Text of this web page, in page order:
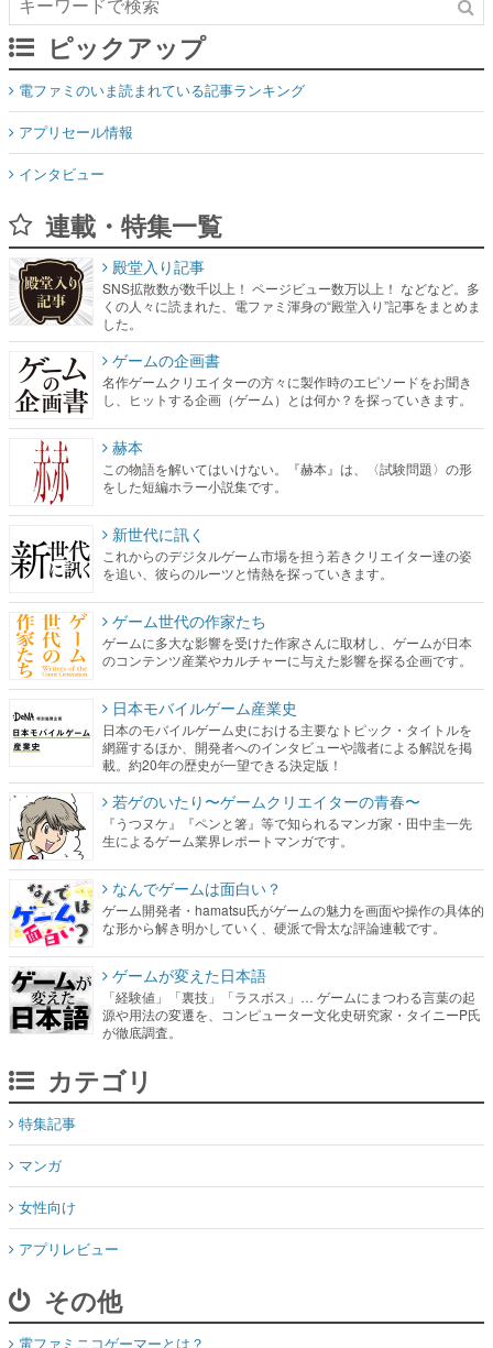
ピックアップ
電ファミのいま読まれている記事ランキング
アプリセール情報
インタビュー
連載・特集一覧
殿堂入り記事
SNS拡散数が数千以上！ ページビュー数万以上！ などなど。多
くの人々に読まれた、電ファミ渾身の“殿堂入り”記事をまとめま
した。
ゲームの企画書
名作ゲームクリエイターの方々に製作時のエピソードをお聞き
し、ヒットする企画（ゲーム）とは何か？を探っていきます。
赫本
この物語を解いてはいけない。『赫本』は、〈試験問題〉の形
をした短編ホラー小説集です。
新世代に訊く
これからのデジタルゲーム市場を担う若きクリエイター達の姿
を追い、彼らのルーツと情熱を探っていきます。
ゲーム世代の作家たち
ゲームに多大な影響を受けた作家さんに取材し、ゲームが日本
のコンテンツ産業やカルチャーに与えた影響を探る企画です。
日本モバイルゲーム産業史
日本のモバイルゲーム史における主要なトピック・タイトルを
網羅するほか、開発者へのインタビューや識者による解説を掲
載。約20年の歴史が一望できる決定版！
若ゲのいたり〜ゲームクリエイターの青春〜
『うつヌケ』『ペンと箸』等で知られるマンガ家・田中圭一先
生によるゲーム業界レポートマンガです。
なんでゲームは面白い？
ゲーム開発者・hamatsu氏がゲームの魅力を画面や操作の具体的
な形から解き明かしていく、硬派で骨太な評論連載です。
ゲームが変えた日本語
「経験値」「裏技」「ラスボス」… ゲームにまつわる言葉の起
源や用法の変遷を、コンピューター文化史研究家・タイニーP氏
が徹底調査。
カテゴリ
特集記事
マンガ
女性向け
アプリレビュー
その他
電ファミニコゲーマーとは？